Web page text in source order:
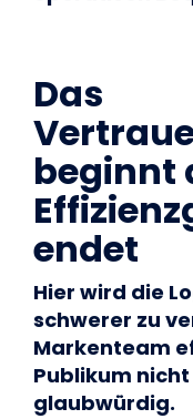
Das
beginnt
endet
Hier wird die
schwerer zu
Markenteam
Publikum
glaubwürdig.